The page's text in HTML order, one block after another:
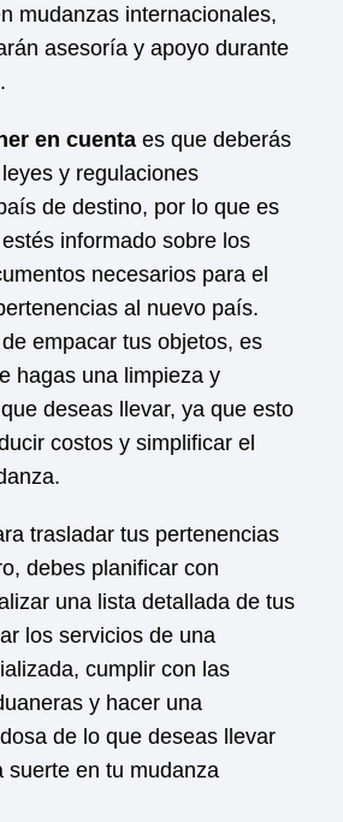
mudanzas internacionales,
asesoría y apoyo durante
en cuenta es que deberás
y regulaciones
de destino, por lo que es
informado sobre los
necesarios para el
al nuevo país.
empacar tus objetos, es
hagas una limpieza y
deseas llevar, ya que esto
costos y simplificar el
trasladar tus pertenencias
debes planificar con
una lista detallada de tus
los servicios de una
cumplir con las
y hacer una
de lo que deseas llevar
suerte en tu mudanza